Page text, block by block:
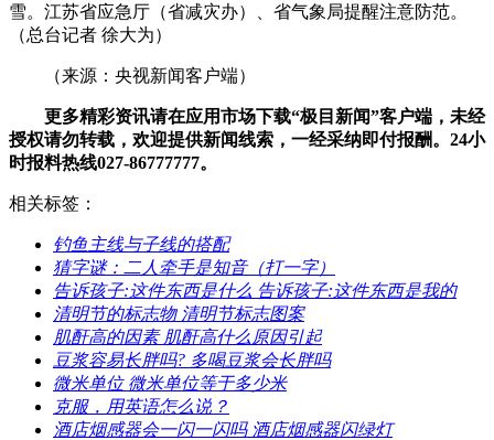
雪。江苏省应急厅（省减灾办）、省气象局提醒注意防范。
（总台记者 徐大为）
（来源：央视新闻客户端）
更多精彩资讯请在应用市场下载“极目新闻”客户端，未经
授权请勿转载，欢迎提供新闻线索，一经采纳即付报酬。24小
时报料热线027-86777777。
相关标签：
​钓鱼主线与子线的搭配
​猜字谜：二人牵手是知音（打一字）
​告诉孩子:这件东西是什么 告诉孩子:这件东西是我的
​清明节的标志物 清明节标志图案
​肌酐高的因素 肌酐高什么原因引起
​豆浆容易长胖吗? 多喝豆浆会长胖吗
​微米单位 微米单位等于多少米
​克服，用英语怎么说？
​酒店烟感器会一闪一闪吗 酒店烟感器闪绿灯